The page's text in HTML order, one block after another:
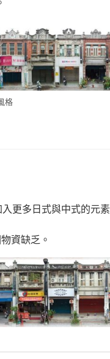
格
更多日式與中式的元素
資缺乏。